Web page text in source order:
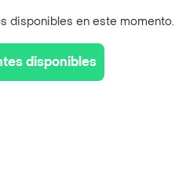
disponibles en este momento.
disponibles